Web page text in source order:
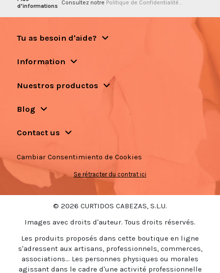
d’informations
Consultez notre Politique de Confidentialité
Tu as besoin d'aide?
Information
Nuestros productos
Blog
Contact us
Cambiar Consentimiento de Cookies
Se rétracter du contrat ici
© 2026 CURTIDOS CABEZAS, S.L.U.
Images avec droits d'auteur. Tous droits réservés.
Les produits proposés dans cette boutique en ligne
s'adressent aux artisans, professionnels, commerces,
associations... Les personnes physiques ou morales
agissant dans le cadre d'une activité professionnelle